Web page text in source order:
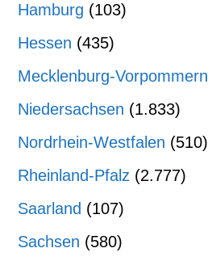
Hamburg (103)
Hessen (435)
Mecklenburg-Vorpommern
Niedersachsen (1.833)
Nordrhein-Westfalen (510)
Rheinland-Pfalz (2.777)
Saarland (107)
Sachsen (580)